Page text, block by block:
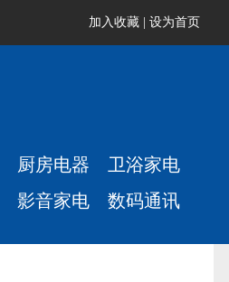
加入收藏 设为首页
厨房电器
卫浴家电
影音家电 数码通讯